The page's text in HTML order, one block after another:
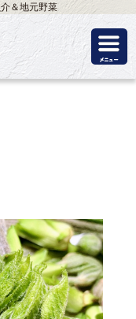
＆地元野菜